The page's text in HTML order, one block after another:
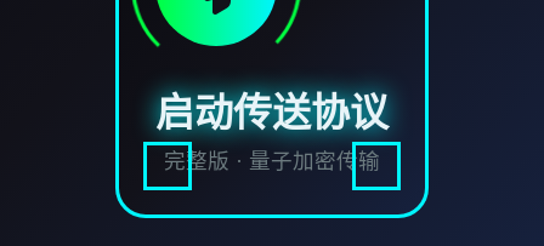
启动传送协议
完整版 · 量子加密传输